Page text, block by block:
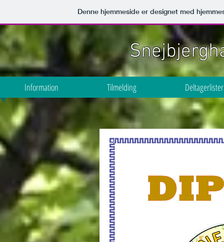
Denne hjemmeside er designet med
Information Tilmelding Deltagerlister